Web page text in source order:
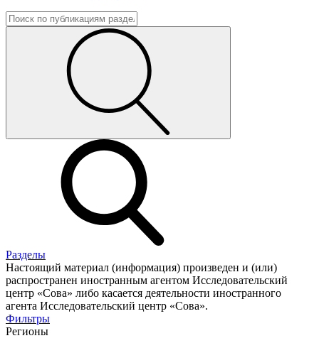
Разделы
Настоящий материал (информация) произведен и (или)
распространен иностранным агентом Исследовательский
центр «Сова» либо касается деятельности иностранного
агента Исследовательский центр «Сова».
Фильтры
Регионы